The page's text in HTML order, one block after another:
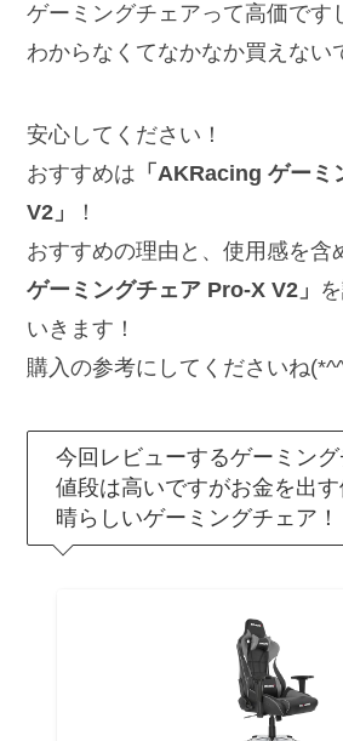
ゲーミングチェアって高価です
わからなくてなかなか買えない
安心してください！
おすすめは 「AKRacing ゲー
V2」
！
おすすめの理由と、使用感を含
ゲーミングチェア Pro-X V2」
いきます！
購入の参考にしてくださいね
今回レビューするゲーミング
値段は高いですがお金を出
晴らしいゲーミングチェア！